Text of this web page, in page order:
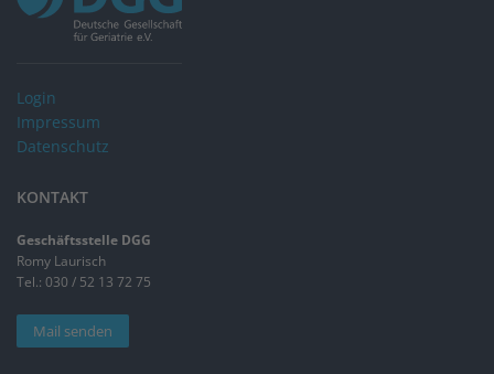
Login
Impressum
Datenschutz
KONTAKT
Geschäftsstelle DGG
Romy Laurisch
Tel.: 030 / 52 13 72 75
Mail senden